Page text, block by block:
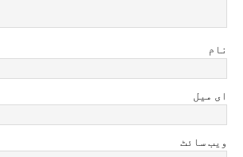
نام
ای میل
ویب سائٹ